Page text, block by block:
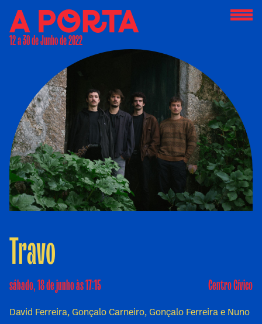
12 a 30 de Junho de 2022
Travo
sábado, 18 de junho às 17:15 Centro Cívico
David Ferreira, Gonçalo Carneiro, Gonçalo Ferreira e Nuno